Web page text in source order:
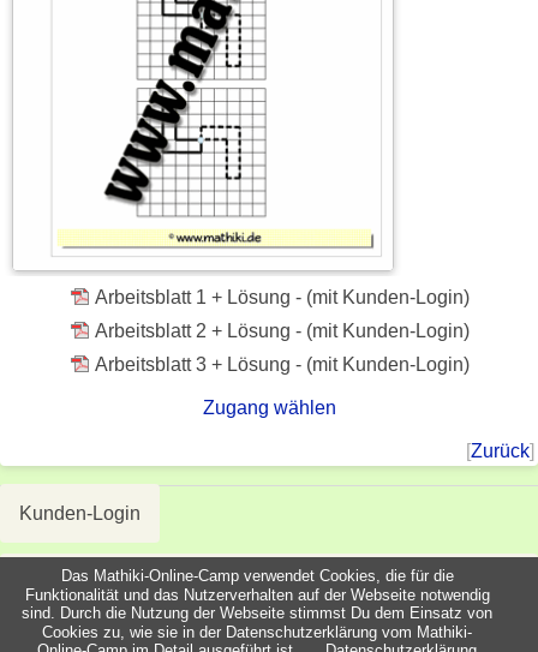
Das Mathiki-Online-Camp verwendet Cookies, die für die
Funktionalität und das Nutzerverhalten auf der Webseite notwendig
sind. Durch die Nutzung der Webseite stimmst Du dem Einsatz von
Cookies zu, wie sie in der Datenschutzerklärung vom Mathiki-
Arbeitsblatt 1 + Lösung - (mit Kunden-Login)
Arbeitsblatt 2 + Lösung - (mit Kunden-Login)
Arbeitsblatt 3 + Lösung - (mit Kunden-Login)
Zugang wählen
[Zurück]
Kunden-Login
Copyright ©2011-2026
Design by Mathiki-Camp